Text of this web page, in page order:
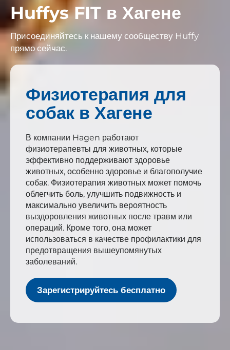
Huffys FIT в Хагене
Присоединяйтесь к нашему сообществу Huffy
прямо сейчас.
Физиотерапия для
собак в Хагене
В компании Hagen работают
физиотерапевты для животных, которые
эффективно поддерживают здоровье
животных, особенно здоровье и благополучие
собак. Физиотерапия животных может помочь
облегчить боль, улучшить подвижность и
максимально увеличить вероятность
выздоровления животных после травм или
операций. Кроме того, она может
использоваться в качестве профилактики для
предотвращения вышеупомянутых
заболеваний.
Зарегистрируйтесь бесплатно